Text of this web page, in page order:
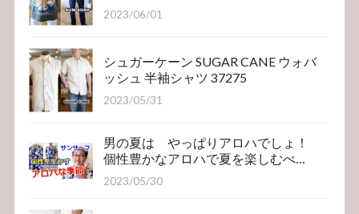
2023/06/01
シュガーケーン SUGAR CANE ウォバ
ッシュ 半袖シャツ 37275
2023/05/31
男の夏は やっぱりアロハでしょ！
個性豊かなアロハで夏を楽しむべ
き！サンサーフ
2023/05/30